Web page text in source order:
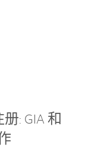
: GIA 和